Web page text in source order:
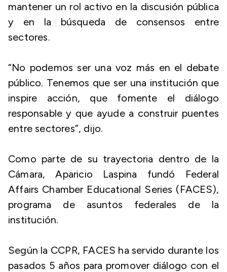
mantener un rol activo en la discusión pública
y en la búsqueda de consensos entre
sectores.
“No podemos ser una voz más en el debate
público. Tenemos que ser una institución que
inspire acción, que fomente el diálogo
responsable y que ayude a construir puentes
entre sectores”, dijo.
Como parte de su trayectoria dentro de la
Cámara, Aparicio Laspina fundó Federal
Affairs Chamber Educational Series (FACES),
programa de asuntos federales de la
institución.
Según la CCPR, FACES ha servido durante los
pasados 5 años para promover diálogo con el